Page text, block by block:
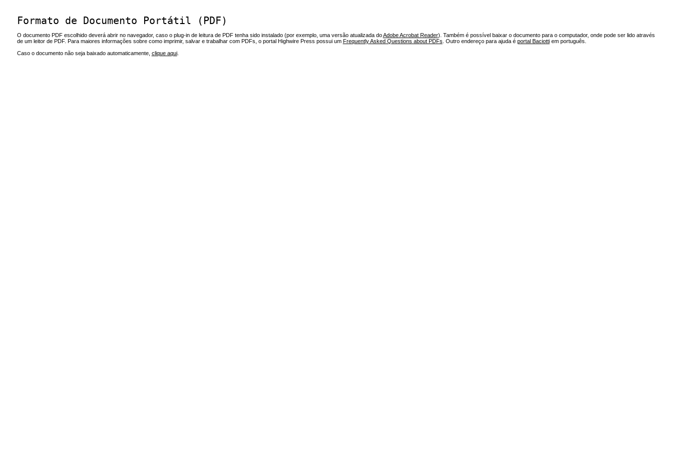
Formato de Documento Portátil (PDF)
O documento PDF escolhido deverá abrir no navegador, caso o plug-in de leitura de PDF tenha sido instalado (por exemplo, uma versão atualizada doAdobe Acrobat Reader). Também é possível baixar o documento para o computador, onde pode ser lido através
de um leitor de PDF. Para maiores informações sobre como imprimir, salvar e trabalhar com PDFs, o portal Highwire Press possui um Frequently Asked Questions about PDFs . Outro endereço para ajuda é portal Baciottiem português.
Caso o documento não seja baixado automaticamente, clique aqui.